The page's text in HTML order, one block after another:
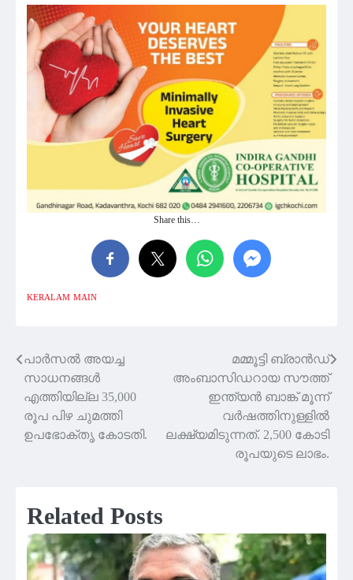
Share this…
KERALAM MAIN
Post
navigation
പാർസൽ അയച്ച
സാധനങ്ങൾ
എത്തിയില്ല 35,000
രൂപ പിഴ ചുമത്തി
ഉപഭോക്തൃ കോടതി.
മമ്മൂട്ടി ബ്രാൻഡ്
അംബാസിഡറായ സൗത്ത്
ഇന്ത്യൻ ബാങ്ക് മൂന്ന്
വർഷത്തിനുള്ളിൽ
ലക്ഷ്യമിടുന്നത്. 2,500 കോടി
രൂപയുടെ ലാഭം.
Related Posts